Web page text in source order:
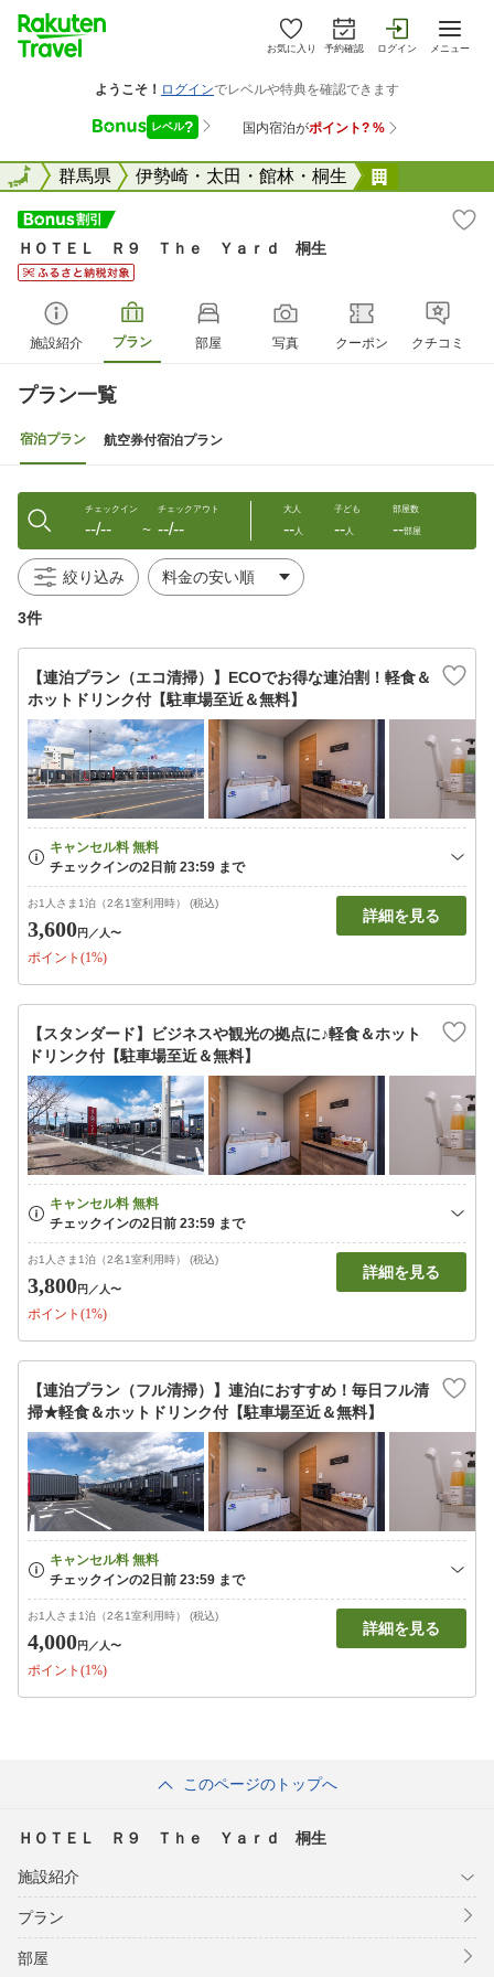
お気に入り 予約確認 ログイン メニュー
全国群馬県 伊勢崎・太田・館林・桐生
全国
ＨＯＴＥＬ Ｒ９ Ｔｈｅ Ｙａｒｄ 桐生
施設紹介 プラン 部屋 写真 クーポン クチコミ
プラン一覧
宿泊プラン 航空券付宿泊プラン
チェックイン
--/-- 〜
チェックアウト
--/--
大人
--人
子ども
--人
部屋数
--部屋
絞り込み
3件
【連泊プラン（エコ清掃）】ECOでお得な連泊割！軽食＆
ホットドリンク付【駐車場至近＆無料】
お1人さま1泊（2名1室利用時） (税込)
3,600円 ／人〜
ポイント(1%)
詳細を見る
【スタンダード】ビジネスや観光の拠点に♪軽食＆ホット
ドリンク付【駐車場至近＆無料】
お1人さま1泊（2名1室利用時） (税込)
3,800円 ／人〜
ポイント(1%)
詳細を見る
【連泊プラン（フル清掃）】連泊におすすめ！毎日フル清
掃★軽食＆ホットドリンク付【駐車場至近＆無料】
お1人さま1泊（2名1室利用時） (税込)
4,000円 ／人〜
ポイント(1%)
詳細を見る
このページのトップへ
ＨＯＴＥＬ Ｒ９ Ｔｈｅ Ｙａｒｄ 桐生
施設紹介
プラン
部屋